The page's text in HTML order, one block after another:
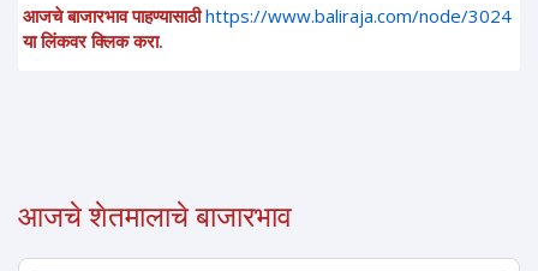
आजचे बाजारभाव पाहण्यासाठी https://www.baliraja.com/node/3024
या लिंकवर क्लिक करा.
आजचे शेतमालाचे बाजारभाव